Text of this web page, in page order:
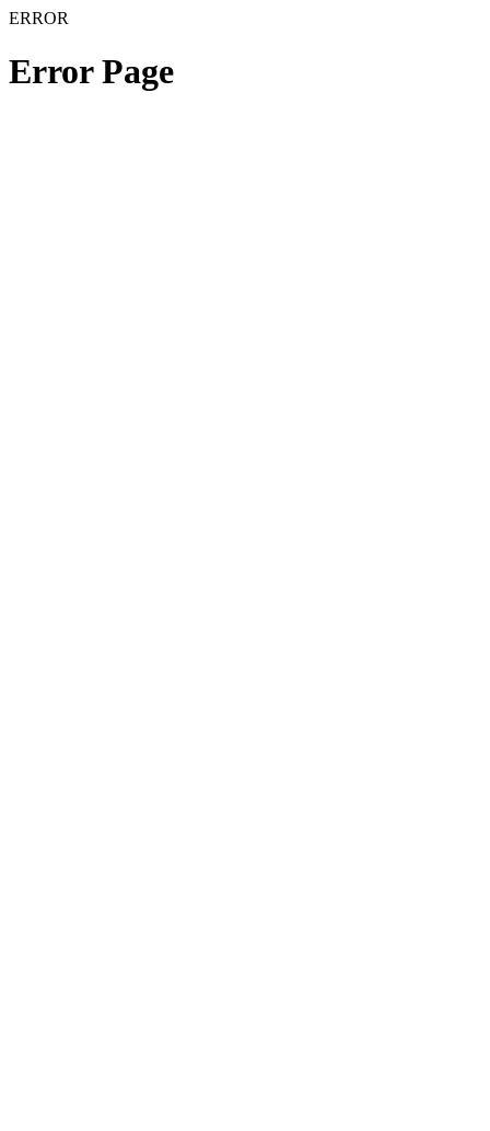
ERROR
Error Page